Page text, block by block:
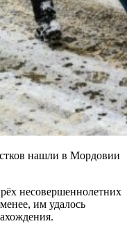
нашли в Мордовии
несовершеннолетних
им удалось